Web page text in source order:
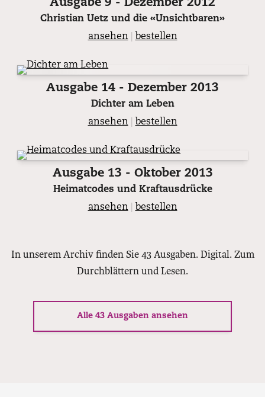
Ausgabe 9 - Dezember 2012
Christian Uetz und die «Unsichtbaren»
ansehen
bestellen
Ausgabe 14 - Dezember 2013
Dichter am Leben
ansehen
bestellen
Ausgabe 13 - Oktober 2013
Heimatcodes und Kraftausdrücke
ansehen
bestellen
In unserem Archiv finden Sie 43 Ausgaben. Digital. Zum
Durchblättern und Lesen.
Alle 43 Ausgaben ansehen